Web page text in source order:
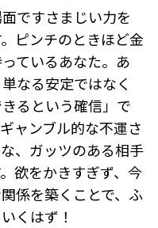
ですさまじい力を
ピンチのときほど金
ているあなた。あ
なる安定ではなく
るという確信」で
ャンブル的な不運さ
、ガッツのある相手
欲をかきすぎず、今
係を築くことで、ふ
くはず！